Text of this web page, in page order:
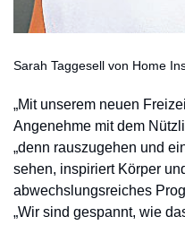
Sarah Taggesell von Home
„Mit unserem neuen
Angenehme mit dem
„denn rauszugehen und
sehen, inspiriert Körper
abwechslungsreiches
„Wir sind gespannt, wie